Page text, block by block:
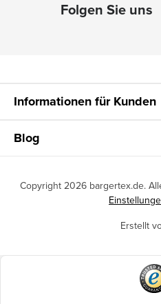
Informationen für Kunden
Blog
Erstellt
Copyright 2026 bargertex.de.